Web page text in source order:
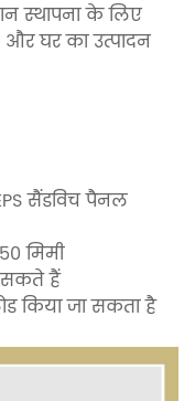
स्थापना के लिए
घर का उत्पादन
सैंडविच पैनल
मिमी
सकते हैं
किया जा सकता है